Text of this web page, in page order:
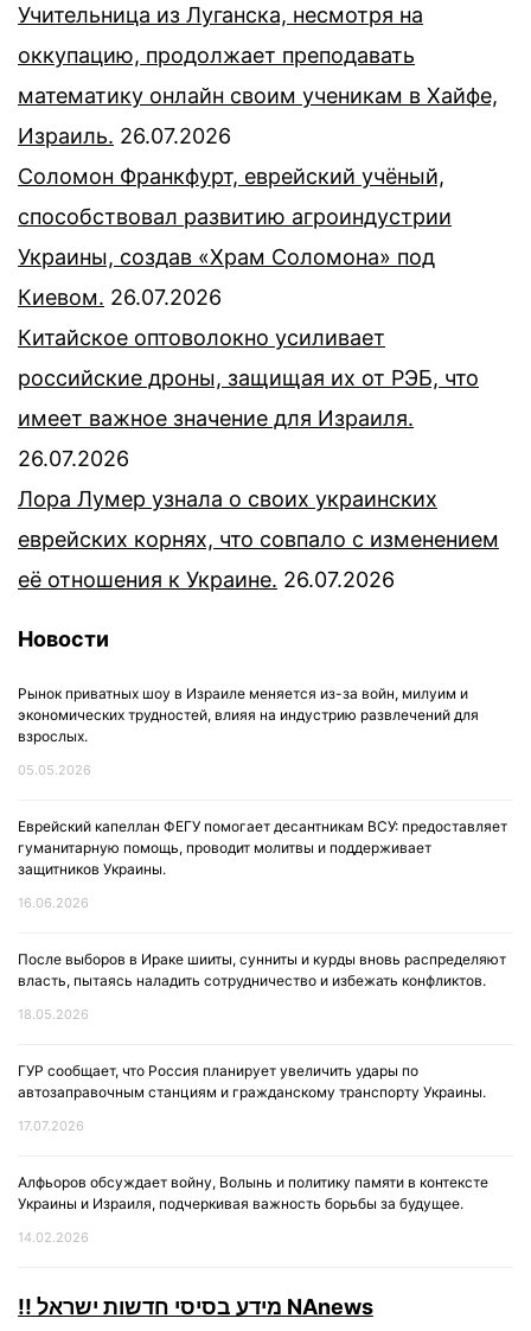
Учительница из Луганска, несмотря на
оккупацию, продолжает преподавать
математику онлайн своим ученикам в Хайфе,
Израиль. 26.07.2026
Соломон Франкфурт, еврейский учёный,
способствовал развитию агроиндустрии
Украины, создав «Храм Соломона» под
Киевом. 26.07.2026
Китайское оптоволокно усиливает
российские дроны, защищая их от РЭБ, что
имеет важное значение для Израиля.
26.07.2026
Лора Лумер узнала о своих украинских
еврейских корнях, что совпало с изменением
её отношения к Украине. 26.07.2026
Новости
Рынок приватных шоу в Израиле меняется из-за войн, милуим и
экономических трудностей, влияя на индустрию развлечений для
взрослых.
05.05.2026
Еврейский капеллан ФЕГУ помогает десантникам ВСУ: предоставляет
гуманитарную помощь, проводит молитвы и поддерживает
защитников Украины.
16.06.2026
После выборов в Ираке шииты, сунниты и курды вновь распределяют
власть, пытаясь наладить сотрудничество и избежать конфликтов.
18.05.2026
ГУР сообщает, что Россия планирует увеличить удары по
автозаправочным станциям и гражданскому транспорту Украины.
17.07.2026
Алфьоров обсуждает войну, Волынь и политику памяти в контексте
Украины и Израиля, подчеркивая важность борьбы за будущее.
14.02.2026
!! מידע בסיסי חדשות ישראל NAnews